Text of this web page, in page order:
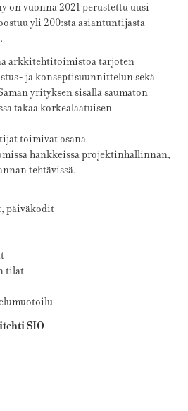
on vuonna 2021 perustettu uusi
yli 200:sta asiantuntijasta
arkkitehtitoimistoa tarjoten
ja konseptisuunnittelun sekä
yrityksen sisällä saumaton
takaa korkealaatuisen
toimivat osana
hankkeissa projektinhallinnan,
tehtävissä.
päiväkodit
tilat
SIO